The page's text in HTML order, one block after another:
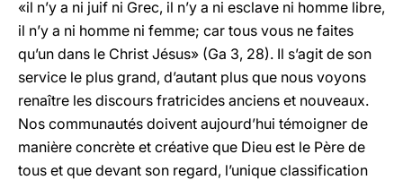
«il n’y a ni juif ni Grec, il n’y a ni esclave ni homme libre,
il n’y a ni homme ni femme; car tous vous ne faites
qu’un dans le Christ Jésus» (Ga 3, 28). Il s’agit de son
service le plus grand, d’autant plus que nous voyons
renaître les discours fratricides anciens et nouveaux.
Nos communautés doivent aujourd’hui témoigner de
manière concrète et créative que Dieu est le Père de
tous et que devant son regard, l’unique classification